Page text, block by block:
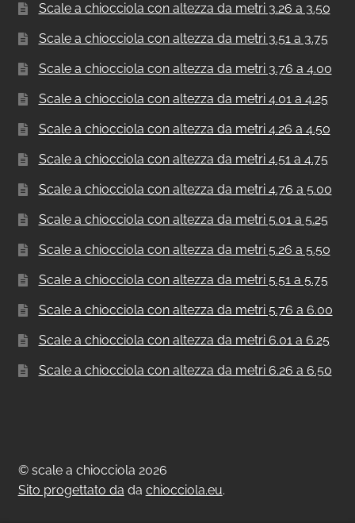
Scale a chiocciola con altezza da metri 3.26 a 3.50
Scale a chiocciola con altezza da metri 3.51 a 3.75
Scale a chiocciola con altezza da metri 3.76 a 4.00
Scale a chiocciola con altezza da metri 4.01 a 4.25
Scale a chiocciola con altezza da metri 4.26 a 4.50
Scale a chiocciola con altezza da metri 4.51 a 4.75
Scale a chiocciola con altezza da metri 4.76 a 5.00
Scale a chiocciola con altezza da metri 5.01 a 5.25
Scale a chiocciola con altezza da metri 5.26 a 5.50
Scale a chiocciola con altezza da metri 5.51 a 5.75
Scale a chiocciola con altezza da metri 5.76 a 6.00
Scale a chiocciola con altezza da metri 6.01 a 6.25
Scale a chiocciola con altezza da metri 6.26 a 6.50
© scale a chiocciola 2026
Sito progettato da da chiocciola.eu.